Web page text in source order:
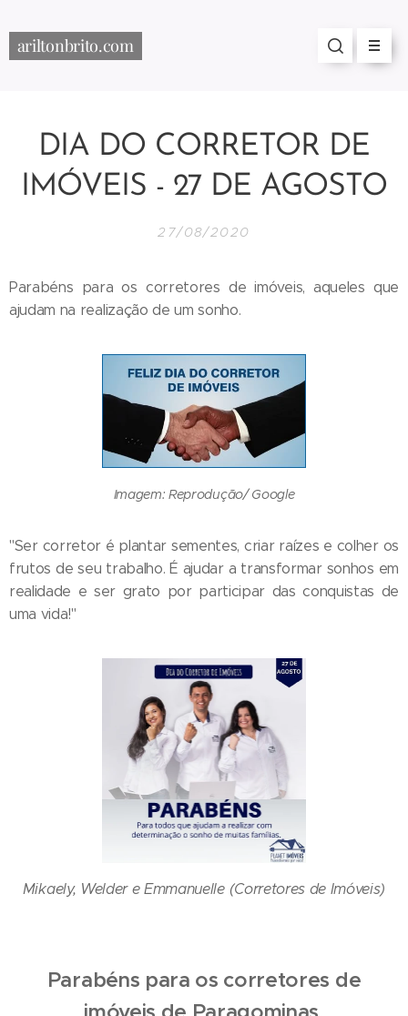
ariltonbrito.com
DIA DO CORRETOR DE
IMÓVEIS - 27 DE AGOSTO
27/08/2020
Parabéns para os corretores de imóveis, aqueles que
ajudam na realização de um sonho.
Imagem: Reprodução/ Google
"Ser corretor é plantar sementes, criar raízes e colher os
frutos de seu trabalho. É ajudar a transformar sonhos em
realidade e ser grato por participar das conquistas de
uma vida!"
Mikaely, Welder e Emmanuelle (Corretores de Imóveis)
Parabéns para os corretores de